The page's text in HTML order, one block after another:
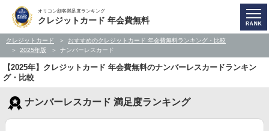
オリコン顧客満足度ランキング
クレジットカード 年会費無料
クレジットカード
おすすめのクレジットカード 年会費無料ランキング・比較
2025年版
ナンバーレスカード
【2025年】クレジットカード 年会費無料のナンバーレスカードランキン
グ・比較
ナンバーレスカード 満足度ランキング